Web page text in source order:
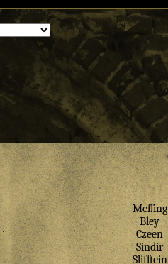
Meſſing
Bley
Czeen
Sindir
Slifſtein